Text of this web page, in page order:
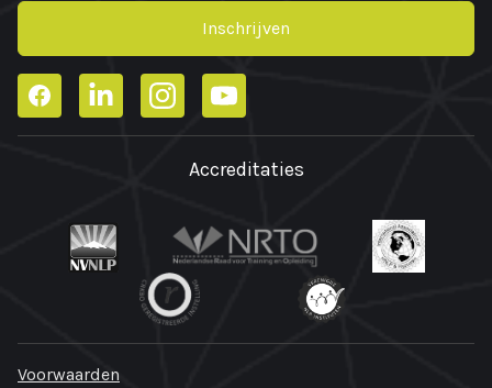
Inschrijven
FacebookLinkedInInstagramYouTube
Accreditaties
Voorwaarden